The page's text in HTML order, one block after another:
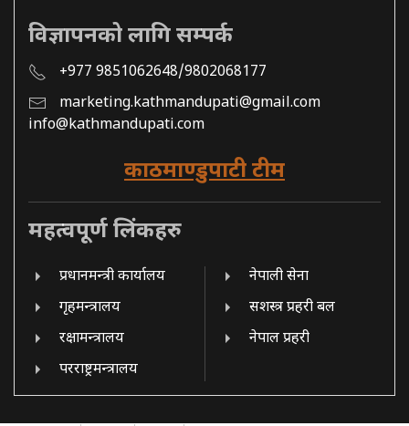
विज्ञापनको लागि सम्पर्क
+977 9851062648/9802068177
marketing.kathmandupati@gmail.com
info@kathmandupati.com
काठमाण्डुपाटी टीम
महत्वपूर्ण लिंकहरु
प्रधानमन्त्री कार्यालय
गृहमन्त्रालय
रक्षामन्त्रालय
परराष्ट्रमन्त्रालय
नेपाली सेना
सशस्त्र प्रहरी बल
नेपाल प्रहरी